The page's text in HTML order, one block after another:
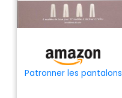
Patronner les pantalons